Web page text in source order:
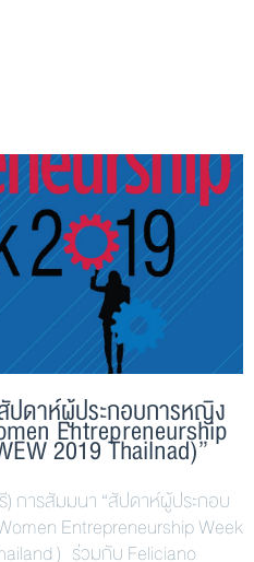
ปดาห์ผู้ประกอบการหญิง
Entrepreneurship
2019 Thailnad)”
การสัมมนา “สัปดาห์ผู้ประกอบ
Entrepreneurship Week
) ร่วมกับ Feliciano